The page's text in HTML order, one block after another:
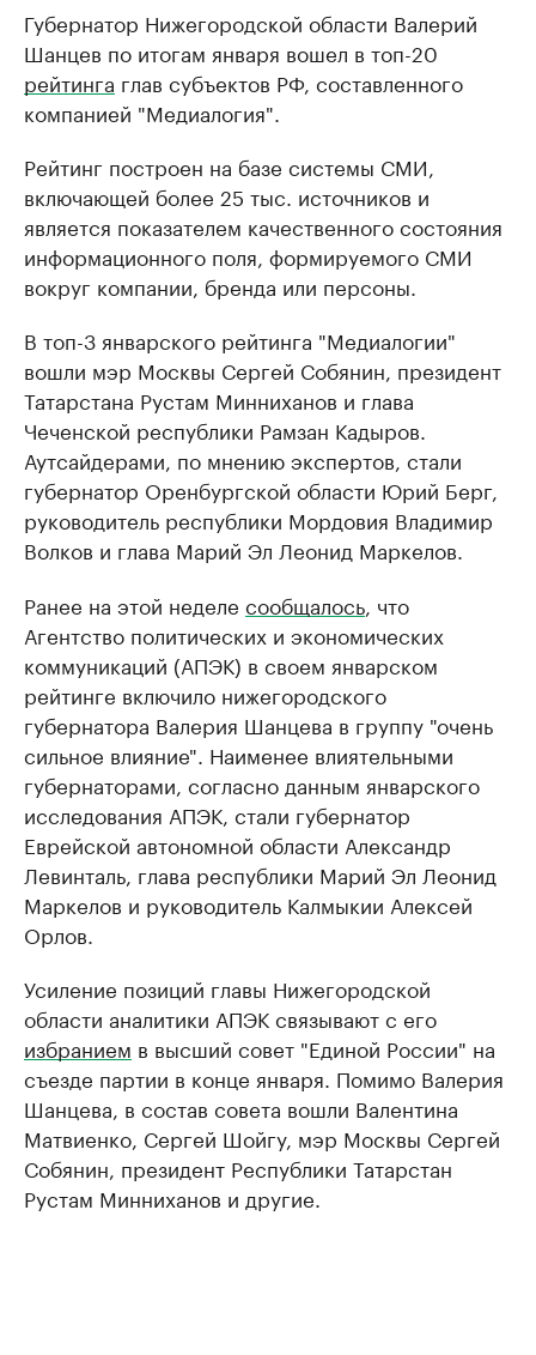
Губернатор Нижегородской области Валерий
Шанцев по итогам января вошел ​в топ-20
рейтинга глав субъектов РФ, составленного
компанией "Медиалогия".
Рейтинг построен на базе системы СМИ,
включающей более 25 тыс. источников и
является показателем качественного состояния
информационного поля, формируемого СМИ
вокруг компании, бренда или персоны.
В топ-3 январского рейтинга "Медиалогии"
вошли мэр Москвы Сергей Собянин, президент
Татарстана Рустам Минниханов и глава
Чеченской республики Рамзан Кадыров.
Аутсайдерами, по мнению экспертов, стали
губернатор Оренбургской области Юрий Берг,
руководитель республики Мордовия Владимир
Волков и глава Марий Эл Леонид Маркелов.
Ранее на этой неделе сообщалось , что
Агентство политических и экономических
коммуникаций (АПЭК) в своем январском
рейтинге включило нижегородского
губернатора Валерия Шанцева в группу "очень
сильное влияние". Наименее влиятельными
губернаторами, согласно данным январского
исследования АПЭК, стали губернатор
Еврейской автономной области Александр
Левинталь, глава республики Марий Эл Леонид
Маркелов и руководитель Калмыкии Алексей
Орлов.
Усиление позиций главы Нижегородской
области аналитики АПЭК связывают ​с его
избранием в высший совет "Единой России" на
съезде партии в конце января. Помимо Валерия
Шанцева, в состав совета вошли Валентина
Матвиенко, Сергей Шойгу, мэр Москвы Сергей
Собянин, президент Республики Татарстан
Рустам Минниханов и другие.